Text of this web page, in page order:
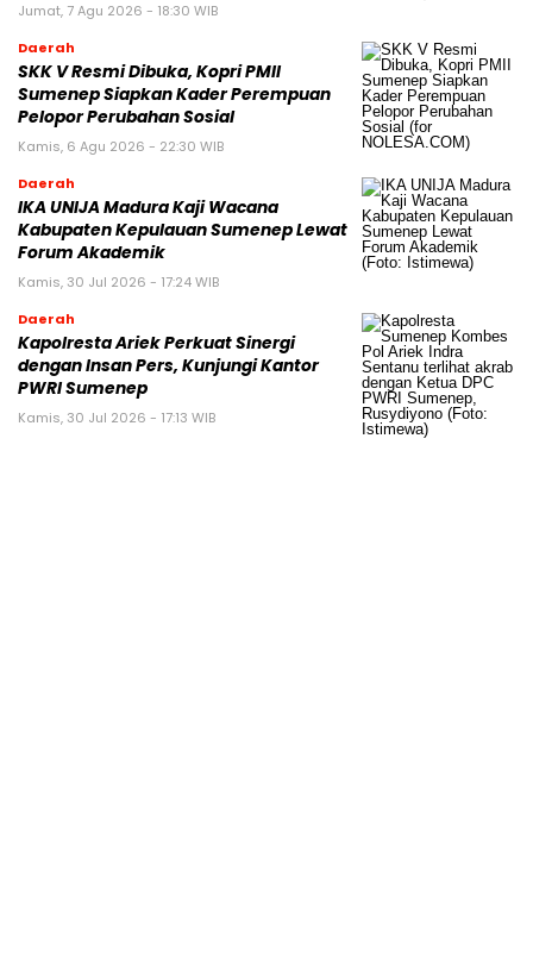
Jumat, 7 Agu 2026 - 18:30 WIB
Daerah
SKK V Resmi Dibuka, Kopri PMII
Sumenep Siapkan Kader Perempuan
Pelopor Perubahan Sosial
Kamis, 6 Agu 2026 - 22:30 WIB
Daerah
IKA UNIJA Madura Kaji Wacana
Kabupaten Kepulauan Sumenep Lewat
Forum Akademik
Kamis, 30 Jul 2026 - 17:24 WIB
Daerah
Kapolresta Ariek Perkuat Sinergi
dengan Insan Pers, Kunjungi Kantor
PWRI Sumenep
Kamis, 30 Jul 2026 - 17:13 WIB